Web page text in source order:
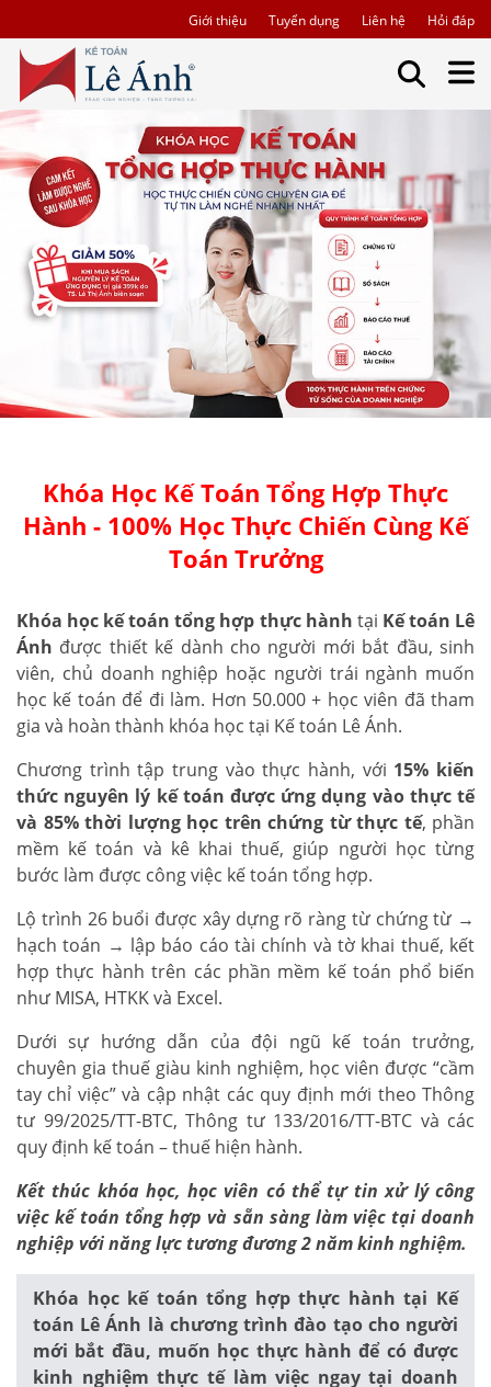
Giới thiệu Tuyển dụng Liên hệ Hỏi đáp
Khóa Học Kế Toán Tổng Hợp Thực
Hành - 100% Học Thực Chiến Cùng Kế
Toán Trưởng
Khóa học kế toán tổng hợp thực hành tại Kế toán Lê
Ánh được thiết kế dành cho người mới bắt đầu, sinh
viên, chủ doanh nghiệp hoặc người trái ngành muốn
học kế toán để đi làm. Hơn 50.000 + học viên đã tham
gia và hoàn thành khóa học tại Kế toán Lê Ánh.
Chương trình tập trung vào thực hành, với 15% kiến
thức nguyên lý kế toán được ứng dụng vào thực tế
và 85% thời lượng học trên chứng từ thực tế, phần
mềm kế toán và kê khai thuế, giúp người học từng
bước làm được công việc kế toán tổng hợp.
Lộ trình 26 buổi được xây dựng rõ ràng từ chứng từ →
hạch toán → lập báo cáo tài chính và tờ khai thuế, kết
hợp thực hành trên các phần mềm kế toán phổ biến
như MISA, HTKK và Excel.
Dưới sự hướng dẫn của đội ngũ kế toán trưởng,
chuyên gia thuế giàu kinh nghiệm, học viên được “cầm
tay chỉ việc” và cập nhật các quy định mới theo Thông
tư 99/2025/TT-BTC, Thông tư 133/2016/TT-BTC và các
quy định kế toán – thuế hiện hành.
Kết thúc khóa học, học viên có thể tự tin xử lý công
việc kế toán tổng hợp và sẵn sàng làm việc tại doanh
nghiệp với năng lực tương đương 2 năm kinh nghiệm.
Khóa học kế toán tổng hợp thực hành tại Kế
toán Lê Ánh là chương trình đào tạo cho người
mới bắt đầu, muốn học thực hành để có được
kinh nghiệm thực tế làm việc ngay tại doanh